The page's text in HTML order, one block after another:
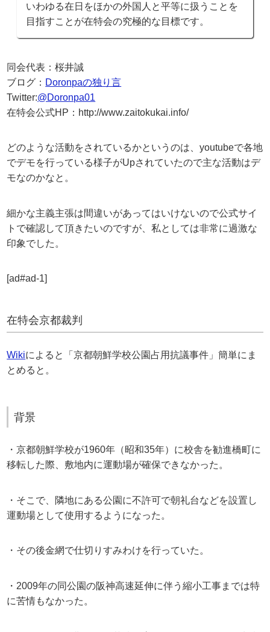
いわゆる在日をほかの外国人と平等に扱うことを
目指すことが在特会の究極的な目標です。
同会代表：桜井誠
ブログ： Doronpaの独り言
Twitter:@Doronpa01
在特会公式HP：http://www.zaitokukai.info/
どのような活動をされているかというのは、youtubeで各地
でデモを行っている様子がUpされていたので主な活動はデ
モなのかなと。
細かな主義主張は間違いがあってはいけないので公式サイ
トで確認して頂きたいのですが、私としては非常に過激な
印象でした。
[ad#ad-1]
在特会京都裁判
Wikiによると「京都朝鮮学校公園占用抗議事件」簡単にま
とめると。
背景
・京都朝鮮学校が1960年（昭和35年）に校舎を勧進橋町に
移転した際、敷地内に運動場が確保できなかった。
・そこで、隣地にある公園に不許可で朝礼台などを設置し
運動場として使用するようになった。
・その後金網で仕切りすみわけを行っていた。
・2009年の同公園の阪神高速延伸に伴う縮小工事までは特
に苦情もなかった。